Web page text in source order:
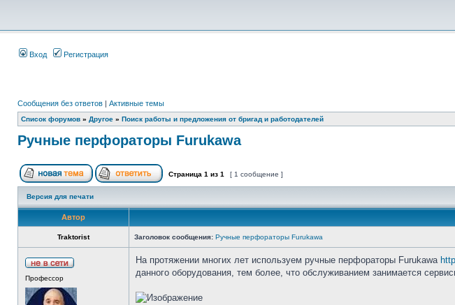
Вход Регистрация
Сообщения без ответов | Активные темы
Список форумов » Другое » Поиск работы и предложения от бригад и работодателей
Ручные перфораторы Furukawa
Страница 1 из 1 [ 1 сообщение ]
Версия для печати
Автор
Traktorist Заголовок сообщения: Ручные перфораторы Furukawa
Профессор
На протяжении многих лет используем ручные перфораторы Furukawa
данного оборудования, тем более, что обслуживанием занимается